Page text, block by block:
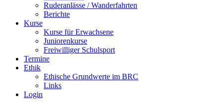
Ruderanlässe / Wanderfahrten
Berichte
Kurse
Kurse für Erwachsene
Juniorenkurse
Freiwilliger Schulsport
Termine
Ethik
Ethische Grundwerte im BRC
Links
Login